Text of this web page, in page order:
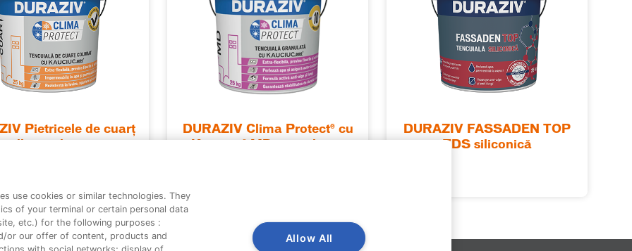
Pietricele de cuarţ
DURAZIV Clima Protect® cu
DURAZIV FASSADEN TOP
TDS siliconică
use cookies or similar technologies. They
of your terminal or certain personal data
etc.) for the following purposes :
or our offer of content, products and
Allow All